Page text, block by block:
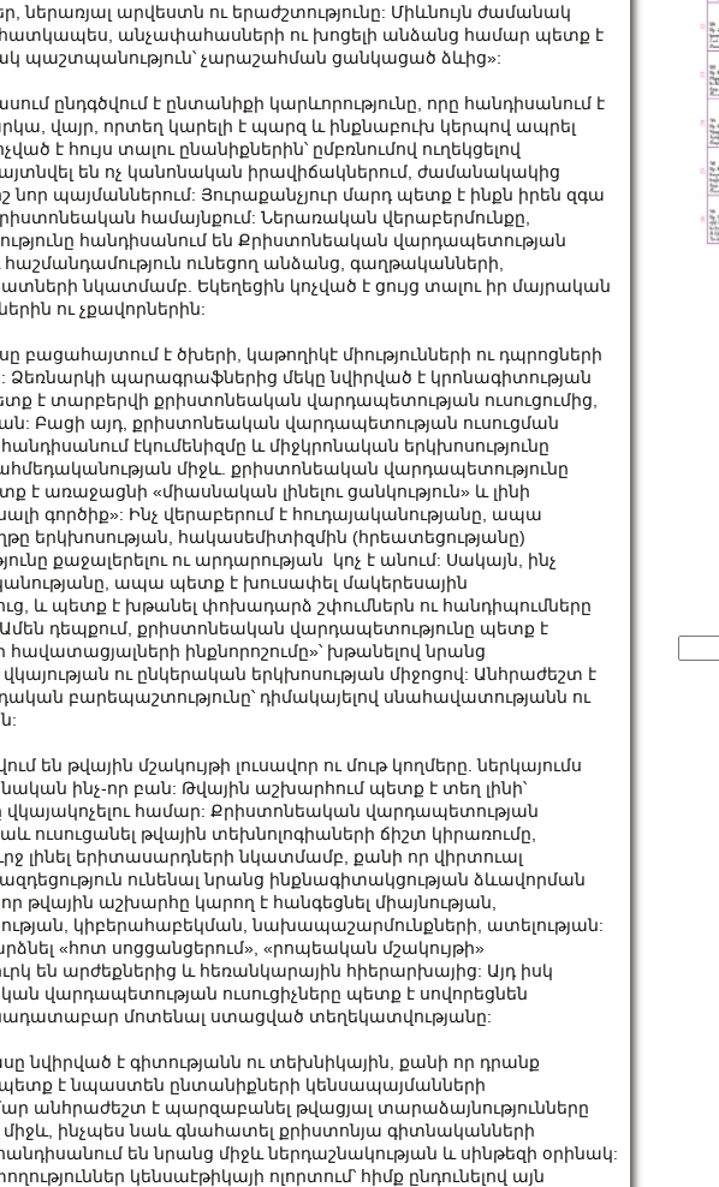
ներառյալ արվեստն ու երաժշտությունը: Միևնույն ժամանակ
հատկապես, անչափահասների ու խոցելի անձանց համար պետք է
պաշտպանություն՝ չարաշահման ցանկացած ձևից»:
ընդգծվում է ընտանիքի կարևորությունը, որը հանդիսանում է
վայր, որտեղ կարելի է պարզ և ինքնաբուխ կերպով ապրել
է հույս տալու ընանիքներին՝ ըմբռնումով ուղեկցելով
են ոչ կանոնական իրավիճակներում, ժամանակակից
նոր պայմաններում: Յուրաքանչյուր մարդ պետք է ինքն իրեն զգա
համայնքում: Ներառական վերաբերմունքը,
հանդիսանում են Քրիստոնեական վարդապետության
ունեցող անձանց, գաղթականների,
նկատմամբ. Եկեղեցին կոչված է ցույց տալու իր մայրական
ու չքավորներին:
է ծխերի, կաթողիկէ միությունների ու դպրոցների
պարագրաֆներից մեկը նվիրված է կրոնագիտության
է տարբերվի քրիստոնեական վարդապետության ուսուցումից,
Բացի այդ, քրիստոնեական վարդապետության ուսուցման
էկումենիզմը և միջկրոնական երկխոսությունը
միջև. քրիստոնեական վարդապետությունը
է առաջացնի «միասնական լինելու ցանկություն» և լինի
գործիք»: Ինչ վերաբերում է հուդայականությանը, ապա
երկխոսության, հակասեմիտիզմին (հրեատեցությանը)
քաջալերելու ու արդարության կոչ է անում: Սակայն, ինչ
ապա պետք է խուսափել մակերեսային
և պետք է խթանել փոխադարձ շփումներն ու հանդիպումները
դեպքում, քրիստոնեական վարդապետությունը պետք է
ինքնորոշումը»՝ խթանելով նրանց
ու ընկերական երկխոսության միջոցով: Անհրաժեշտ է
բարեպաշտությունը՝ դիմակայելով սնահավատությանն ու
են թվային մշակույթի լուսավոր ու մութ կողմերը. ներկայումս
ինչ-որ բան: Թվային աշխարհում պետք է տեղ լինի՝
համար: Քրիստոնեական վարդապետության
ուսուցանել թվային տեխնոլոգիաների ճիշտ կիրառումը,
լինել երիտասարդների նկատմամբ, քանի որ վիրտուալ
ունենալ նրանց ինքնագիտակցության ձևավորման
թվային աշխարհը կարող է հանգեցնել միայնության,
կիբերահաբեկման, նախապաշարմունքների, ատելության:
«հոտ սոցցանցերում», «րոպեական մշակույթի»
են արժեքներից և հեռանկարային հիերարխայից: Այդ իսկ
վարդապետության ուսուցիչները պետք է սովորեցնեն
մոտենալ ստացված տեղեկատվությանը:
նվիրված է գիտությանն ու տեխնիկային, քանի որ դրանք
պետք է նպաստեն ընտանիքների կենսապայմանների
անհրաժեշտ է պարզաբանել թվացյալ տարաձայնությունները
ինչպես նաև գնահատել քրիստոնյա գիտնականների
հանդիսանում են նրանց միջև ներդաշնակության և սինթեզի օրինակ:
կենսաէթիկայի ոլորտում՝ հիմք ընդունելով այն
for: